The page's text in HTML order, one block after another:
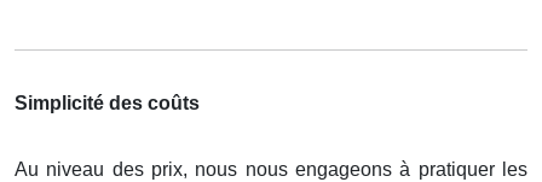
Simplicité des coûts
Au niveau des prix, nous nous engageons à pratiquer les